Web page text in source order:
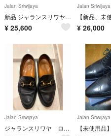
Jalan Sriwijaya
新品 ジャランスリワヤ ダブルモンク グリーンレーベルリラクシング 別注 40黒
¥ 25,600
Jalan Sriwijaya
¥ 26,000
Jalan Sriwijaya
ジャランスリワヤ ローファー 43
Jalan Sriwijaya